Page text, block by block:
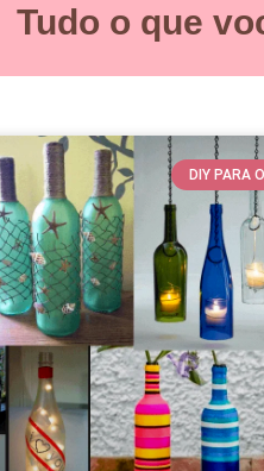
Tudo o que
DIY PARA